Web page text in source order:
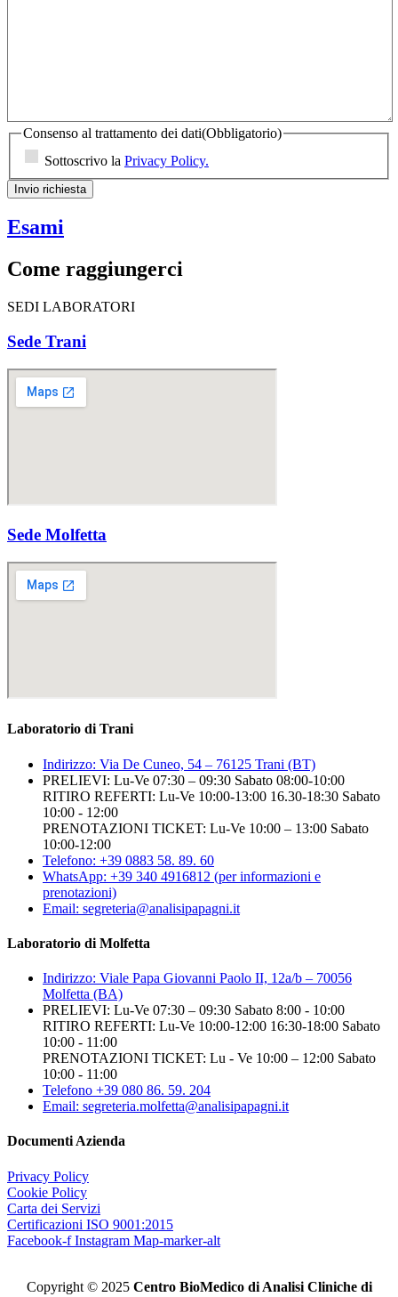
Consenso al trattamento dei dati(Obbligatorio)
Sottoscrivo la Privacy Policy.
Invio richiesta
Esami
Come raggiungerci
SEDI LABORATORI
Sede Trani
Sede Molfetta
Laboratorio di Trani
Indirizzo: Via De Cuneo, 54 – 76125 Trani (BT)
PRELIEVI: Lu-Ve 07:30 – 09:30 Sabato 08:00-10:00
RITIRO REFERTI: Lu-Ve 10:00-13:00 16.30-18:30 Sabato
10:00 - 12:00
PRENOTAZIONI TICKET: Lu-Ve 10:00 – 13:00 Sabato
10:00-12:00
Telefono: +39 0883 58. 89. 60
WhatsApp: +39 340 4916812 (per informazioni e
prenotazioni)
Email: segreteria@analisipapagni.it
Laboratorio di Molfetta
Indirizzo: Viale Papa Giovanni Paolo II, 12a/b – 70056
Molfetta (BA)
PRELIEVI: Lu-Ve 07:30 – 09:30 Sabato 8:00 - 10:00
RITIRO REFERTI: Lu-Ve 10:00-12:00 16:30-18:00 Sabato
10:00 - 11:00
PRENOTAZIONI TICKET: Lu - Ve 10:00 – 12:00 Sabato
10:00 - 11:00
Telefono +39 080 86. 59. 204
Email: segreteria.molfetta@analisipapagni.it
Documenti Azienda
Privacy Policy
Cookie Policy
Carta dei Servizi
Certificazioni ISO 9001:2015
Facebook-f Instagram Map-marker-alt
Copyright © 2025 Centro BioMedico di Analisi Cliniche di